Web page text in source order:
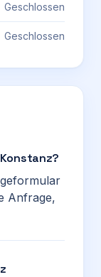
Geschlossen
Geschlossen
Anfrage,